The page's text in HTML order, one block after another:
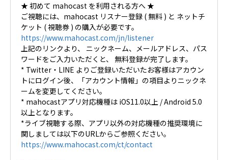
★ 初めて mahocast を利用される方へ ★
ご視聴には、mahocast リスナー登録 ( 無料 ) と ネットチ
ケット ( 視聴券 ) の購入が必要です。
https://www.mahocast.com/jn/listener
上記のリンクより、 ニックネーム、メールアドレス、パス
ワードをご入力いただくと、 無料登録が完了します。
* Twitter・LINE よりご登録いただいたお客様はアカウン
トにログイン後、「アカウント情報」の項目よりニックネ
ームを変更してください。
* mahocastアプリ対応機種は iOS11.0以上 / Android 5.0
以上となります。
*ライブ視聴する際、アプリ以外の対応機種の推奨環境に
関しましては以下のURLからご参照ください。
https://www.mahocast.com/ct/contact